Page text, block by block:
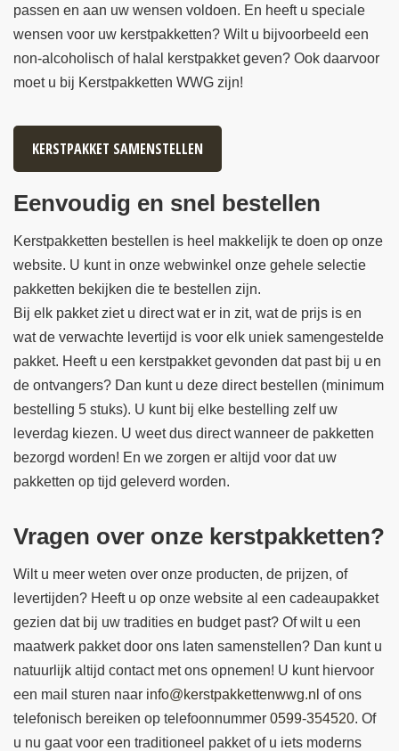
passen en aan uw wensen voldoen. En heeft u speciale
wensen voor uw kerstpakketten? Wilt u bijvoorbeeld een
non-alcoholisch of halal kerstpakket geven? Ook daarvoor
moet u bij Kerstpakketten WWG zijn!
KERSTPAKKET SAMENSTELLEN
Eenvoudig en snel bestellen
Kerstpakketten bestellen is heel makkelijk te doen op onze
website. U kunt in onze webwinkel onze gehele selectie
pakketten bekijken die te bestellen zijn.
Bij elk pakket ziet u direct wat er in zit, wat de prijs is en
wat de verwachte levertijd is voor elk uniek samengestelde
pakket. Heeft u een kerstpakket gevonden dat past bij u en
de ontvangers? Dan kunt u deze direct bestellen (minimum
bestelling 5 stuks). U kunt bij elke bestelling zelf uw
leverdag kiezen. U weet dus direct wanneer de pakketten
bezorgd worden! En we zorgen er altijd voor dat uw
pakketten op tijd geleverd worden.
Vragen over onze kerstpakketten?
Wilt u meer weten over onze producten, de prijzen, of
levertijden? Heeft u op onze website al een cadeaupakket
gezien dat bij uw tradities en budget past? Of wilt u een
maatwerk pakket door ons laten samenstellen? Dan kunt u
natuurlijk altijd contact met ons opnemen! U kunt hiervoor
een mail sturen naar info@kerstpakkettenwwg.nl of ons
telefonisch bereiken op telefoonnummer 0599-354520. Of
u nu gaat voor een traditioneel pakket of u iets moderns